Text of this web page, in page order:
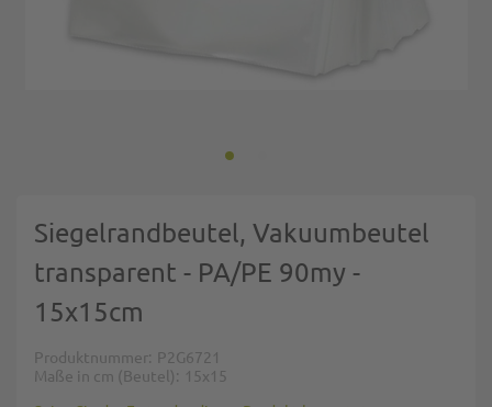
Siegelrandbeutel, Vakuumbeutel
transparent - PA/PE 90my -
15x15cm
Produktnummer P2G6721
Maße in cm (Beutel)
15x15